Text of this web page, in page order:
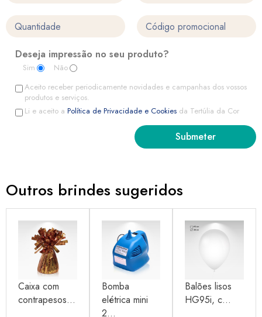
Deseja impressão no seu produto?
Sim
Não
Aceito receber periodicamente novidades e campanhas dos vossos
produtos e serviços.
Li e aceito a Política de Privacidade e Cookies da Tertúlia da Cor
Outros brindes sugeridos
Caixa com
contrapesos...
Bomba
elétrica mini
2...
Balões lisos
HG95i, c...